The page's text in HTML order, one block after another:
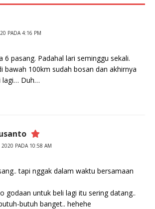
PADA 4:16 PM
6 pasang. Padahal lari seminggu sekali.
bawah 100km sudah bosan dan akhirnya
lagi… Duh…
2020 PADA 10:58 AM
tapi nggak dalam waktu bersamaan
godaan untuk beli lagi itu sering datang..
butuh banget.. hehehe